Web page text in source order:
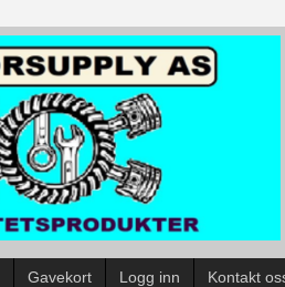
Gavekort Logg inn Kontakt